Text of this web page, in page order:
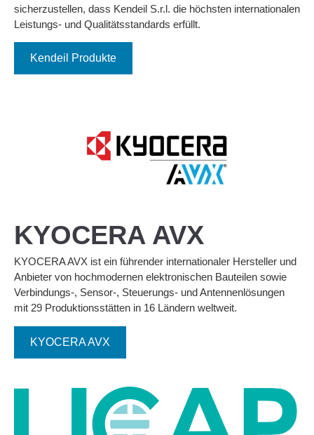
sicherzustellen, dass Kendeil S.r.l. die höchsten internationalen
Leistungs- und Qualitätsstandards erfüllt.
Kendeil Produkte
KYOCERA AVX
KYOCERA AVX ist ein führender internationaler Hersteller und
Anbieter von hochmodernen elektronischen Bauteilen sowie
Verbindungs-, Sensor-, Steuerungs- und Antennenlösungen
mit 29 Produktionsstätten in 16 Ländern weltweit.
KYOCERA AVX